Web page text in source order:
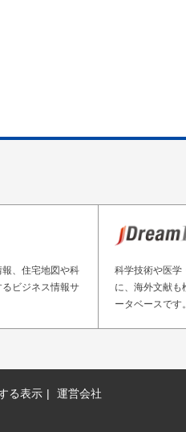
、住宅地図や科
ビジネス情報サ
科学技術や医学
に、海外文献も
ータベースです。
る表示 運営会社